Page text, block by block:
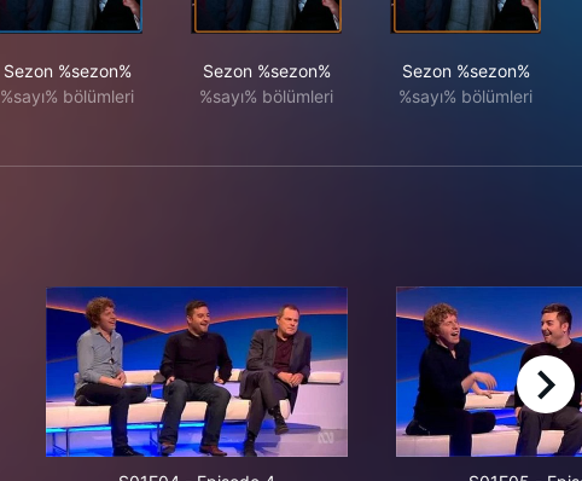
Sezon %sezon%
%sayı% bölümleri
Sezon %sezon%
%sayı% bölümleri
Sezon %sezon%
%sayı% bölümleri
right